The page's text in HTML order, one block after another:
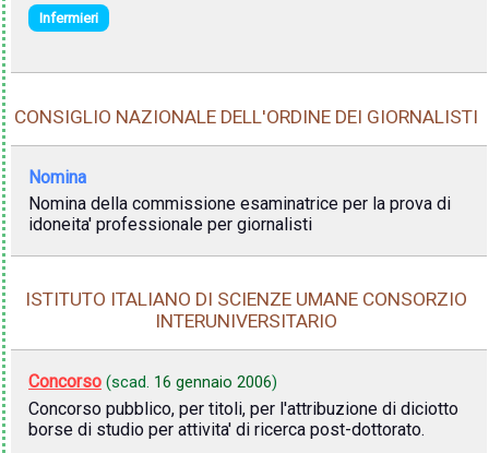
Infermieri
CONSIGLIO NAZIONALE DELL'ORDINE DEI GIORNALISTI
Nomina
Nomina della commissione esaminatrice per la prova di
idoneita' professionale per giornalisti
ISTITUTO ITALIANO DI SCIENZE UMANE CONSORZIO
INTERUNIVERSITARIO
Concorso (scad. 16 gennaio 2006)
Concorso pubblico, per titoli, per l'attribuzione di diciotto
borse di studio per attivita' di ricerca post-dottorato.